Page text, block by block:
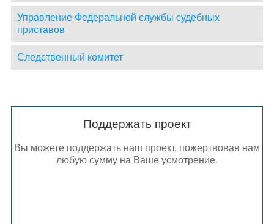
Управление Федеральной службы судебных
приставов
Следственный комитет
Поддержать проект
Вы можете поддержать наш проект, пожертвовав нам
любую сумму на Ваше усмотрение.